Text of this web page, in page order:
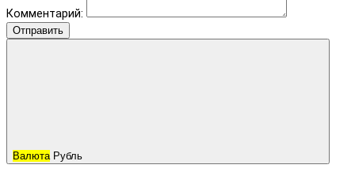
Комментарий:
Отправить
Валюта Рубль